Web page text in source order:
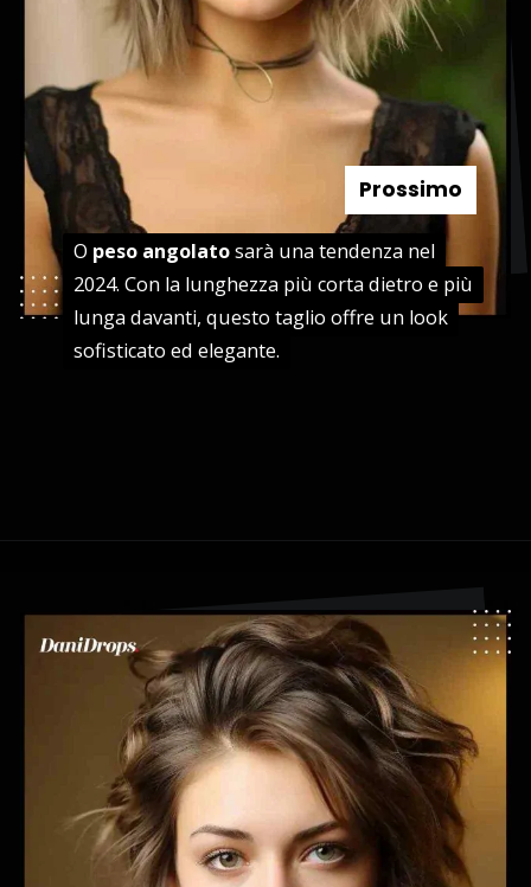
O peso angolatosarà una tendenza nel
2024. Con la lunghezza più corta dietro e più
lunga davanti, questo taglio offre un look
sofisticato ed elegante.
O peso angolatosarà una tendenza nel
2024. Con la lunghezza più corta dietro e più
lunga davanti, questo taglio offre un look
sofisticato ed elegante.
Prossimo